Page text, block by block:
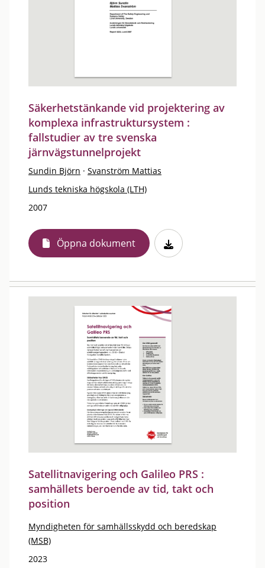
Säkerhetstänkande vid projektering av
komplexa infrastruktursystem :
fallstudier av tre svenska
järnvägstunnelprojekt
Sundin Björn · Svanström Mattias
Lunds tekniska högskola (LTH)
2007
Öppna dokument
Satellitnavigering och Galileo PRS :
samhällets beroende av tid, takt och
position
Myndigheten för samhällsskydd och beredskap
(MSB)
2023